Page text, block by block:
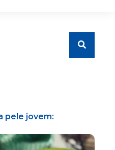
Search
pele jovem: